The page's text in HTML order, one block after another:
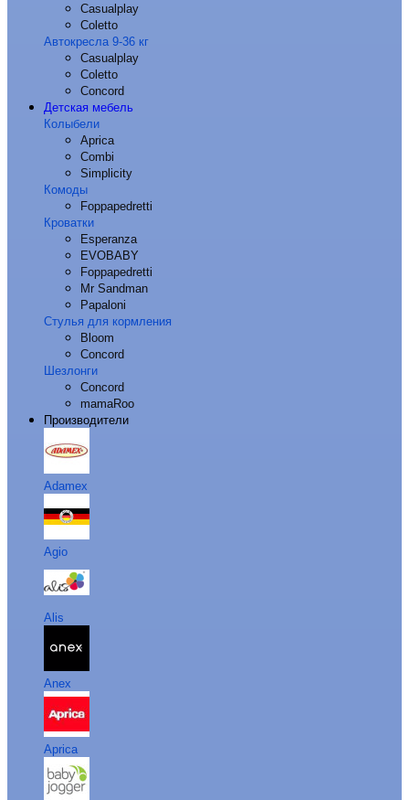
Casualplay
Coletto
Автокресла 9-36 кг
Casualplay
Coletto
Concord
Детская мебель
Колыбели
Aprica
Combi
Simplicity
Комоды
Foppapedretti
Кроватки
Esperanza
EVOBABY
Foppapedretti
Mr Sandman
Papaloni
Стулья для кормления
Bloom
Concord
Шезлонги
Concord
mamaRoo
Производители
Adamex
Agio
Alis
Anex
Aprica